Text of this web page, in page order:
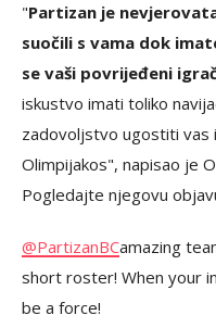
"Partizan je
suočili s vama dok
se vaši povrijeđeni
iskustvo imati toliko
zadovoljstvo ugostiti vas
Olimpijakos", napisao je
Pogledajte njegovu
@PartizanBCamazing
short roster! When your
be a force!